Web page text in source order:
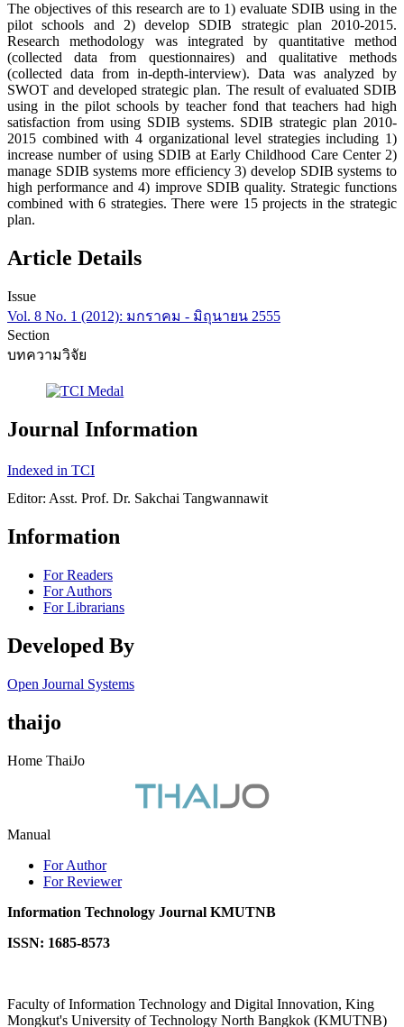
The objectives of this research are to 1) evaluate SDIB using in the
pilot schools and 2) develop SDIB strategic plan 2010-2015.
Research methodology was integrated by quantitative method
(collected data from questionnaires) and qualitative methods
(collected data from in-depth-interview). Data was analyzed by
SWOT and developed strategic plan. The result of evaluated SDIB
using in the pilot schools by teacher fond that teachers had high
satisfaction from using SDIB systems. SDIB strategic plan 2010-
2015 combined with 4 organizational level strategies including 1)
increase number of using SDIB at Early Childhood Care Center 2)
manage SDIB systems more efficiency 3) develop SDIB systems to
high performance and 4) improve SDIB quality. Strategic functions
combined with 6 strategies. There were 15 projects in the strategic
plan.
Article Details
Issue
Vol. 8 No. 1 (2012): มกราคม - มิถุนายน 2555
Section
บทความวิจัย
Journal Information
Indexed in TCI
Editor: Asst. Prof. Dr. Sakchai Tangwannawit
Information
For Readers
For Authors
For Librarians
Developed By
Open Journal Systems
thaijo
Home ThaiJo
Manual
For Author
For Reviewer
Information Technology Journal KMUTNB
ISSN: 1685-8573
Faculty of Information Technology and Digital Innovation, King
Mongkut's University of Technology North Bangkok (KMUTNB)